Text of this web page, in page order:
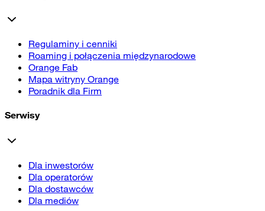
Regulaminy i cenniki
Roaming i połączenia międzynarodowe
Orange Fab
Mapa witryny Orange
Poradnik dla Firm
Serwisy
Dla inwestorów
Dla operatorów
Dla dostawców
Dla mediów